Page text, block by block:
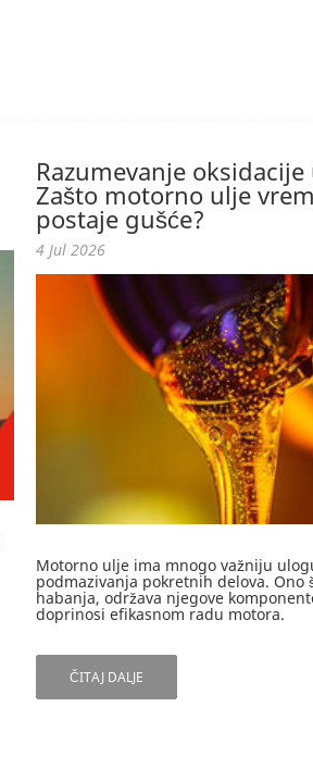
Razumevanje oksidacije
Zašto motorno ulje
postaje gušće?
4 Jul 2026
Motorno ulje ima mnogo važniju
podmazivanja pokretnih delova. Ono
habanja, održava njegove
doprinosi efikasnom radu motora.
ČITAJ DALJE